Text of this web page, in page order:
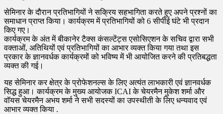
सेमिनार के दौरान प्रतिभागियों ने सक्रिय सहभागिता करते हुए अपने प्रश्नों का
समाधान प्राप्त किया। कार्यक्रम में प्रतिभागियों को 6 सीपीई घंटे भी प्रदान
किए गए।
कार्यक्रम के अंत में बीकानेर टैक्स कंसल्टेंट्स एसोसिएशन के सचिव द्वारा सभी
वक्ताओं, अतिथियों एवं प्रतिभागियों का आभार व्यक्त किया गया तथा इस
प्रकार के ज्ञानवर्धक कार्यक्रमों को भविष्य में भी आयोजित करने की प्रतिबद्धता
व्यक्त की गई।
यह सेमिनार कर क्षेत्र के प्रोफेशनल्स के लिए अत्यंत लाभकारी एवं ज्ञानवर्धक
सिद्ध हुआ। कार्यक्रम के मुख्य आयोजक ICAI के चेयरमैन मुकेश शर्मा और
वॉयस चेयरमैन अभय शर्मा ने सभी सदस्यों का उपस्थीती के लिए धन्यवाद एवं
आभार व्यक्त किया .